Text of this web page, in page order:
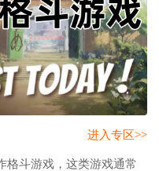
格斗游戏，这类游戏通常
进入专区>>